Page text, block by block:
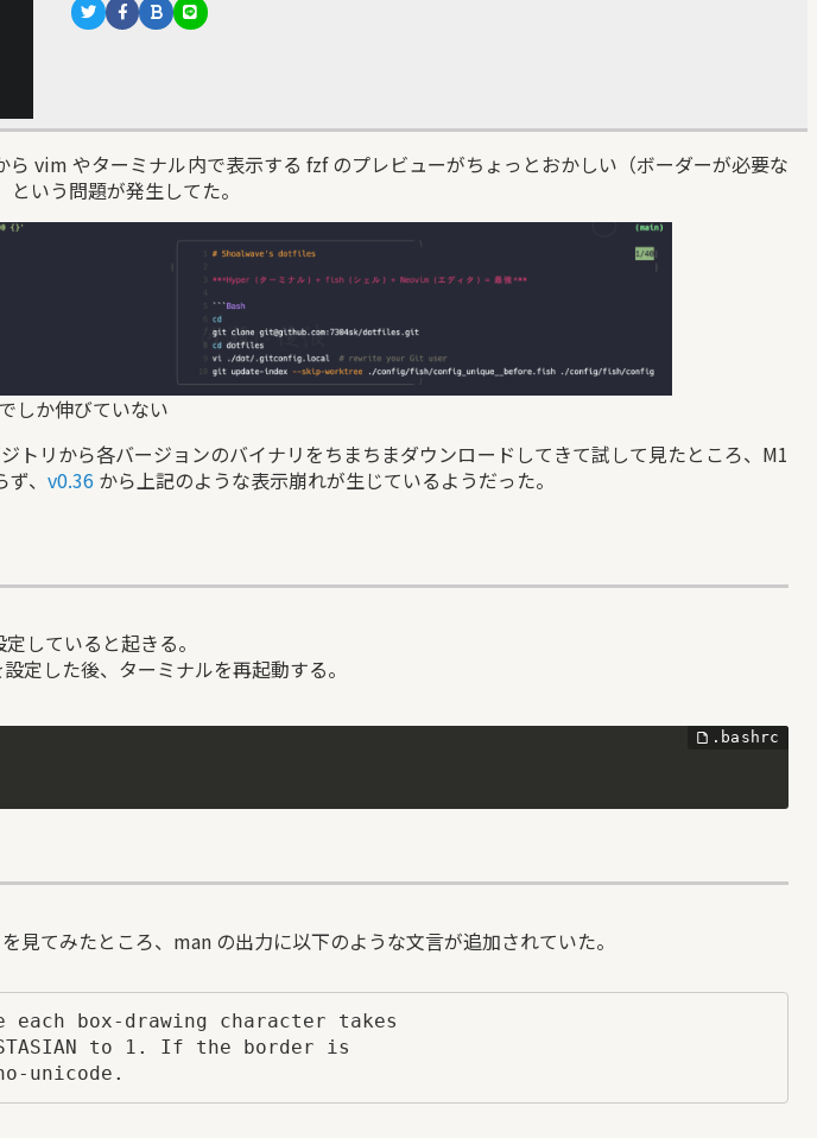
vim やターミナル内で表示する fzf のプレビューがちょっとおかしい（ボーダーが必要な
いう問題が発生してた。
しか伸びていない
トリから各バージョンのバイナリをちまちまダウンロードしてきて試して見たところ、M1
、 v0.36 から上記のような表示崩れが生じているようだった。
していると起きる。
定した後、ターミナルを再起動する。
を見てみたところ、man の出力に以下のような文言が追加されていた。
box-drawing character takes
to 1. If the border is
unicode.